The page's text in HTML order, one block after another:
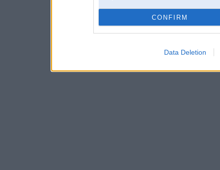
CONFIRM
Data Deletion